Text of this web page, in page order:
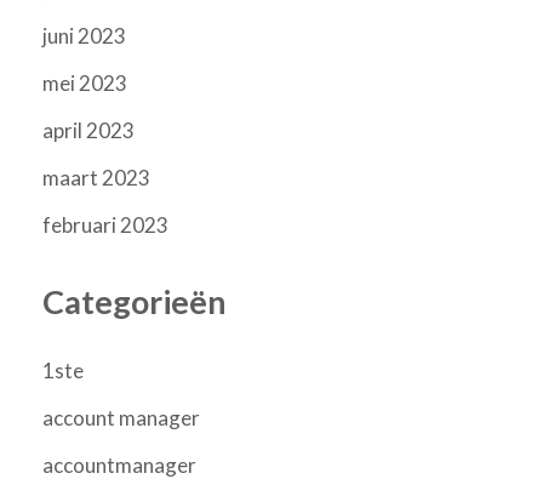
juni 2023
mei 2023
april 2023
maart 2023
februari 2023
Categorieën
1ste
account manager
accountmanager